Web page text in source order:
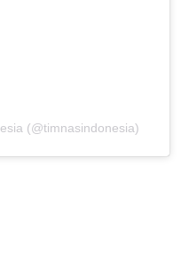
(@timnasindonesia)